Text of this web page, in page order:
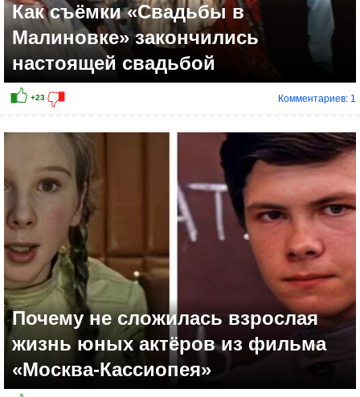
Как съёмки «Свадьбы в
Малиновке» закончились
настоящей свадьбой
Комментариев: 1
Почему не сложилась взрослая
жизнь юных актёров из фильма
«Москва-Кассиопея»